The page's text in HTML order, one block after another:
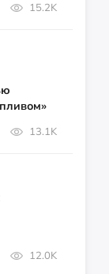
15.2K
13.1K
12.0K